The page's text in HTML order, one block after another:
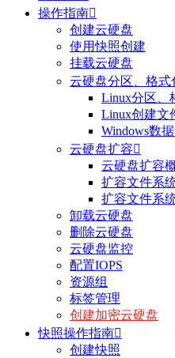
操作指南
创建云硬盘
使用快照创建
挂载云硬盘
云硬盘分区、格
Linux分区、
Linux创建文
Windows数
云硬盘扩容
云硬盘扩容
扩容文件系
扩容文件系
卸载云硬盘
删除云硬盘
云硬盘监控
配置IOPS
资源组
标签管理
创建加密云硬盘
快照操作指南
创建快照